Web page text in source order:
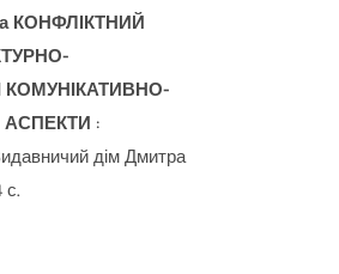
КОНФЛІКТНИЙ
:
дім Дмитра
с.